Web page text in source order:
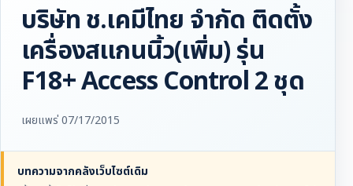
บริษัท ช.เคมีไทย จำกัด ติดตั้ง
เครื่องสแกนนิ้ว(เพิ่ม) รุ่น
F18+ Access Control 2 ชุด
เผยแพร่ 07/17/2015
บทความจากคลังเว็บไซต์เดิม